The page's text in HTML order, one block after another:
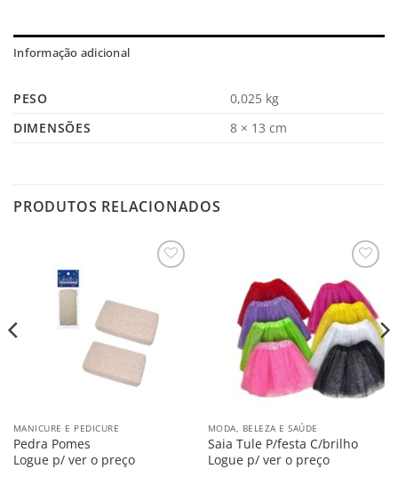
Informação adicional
PESO
0,025 kg
DIMENSÕES
8 × 13 cm
PRODUTOS RELACIONADOS
MANICURE E PEDICURE
Pedra Pomes
Logue p/ ver o preço
Salvar
na
Lista
MODA, BELEZA E SAÚDE
Saia Tule P/festa C/brilho
Logue p/ ver o preço